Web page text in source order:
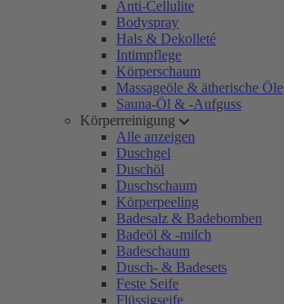
Anti-Cellulite
Bodyspray
Hals & Dekolleté
Intimpflege
Körperschaum
Massageöle & ätherische Öle
Sauna-Öl & -Aufguss
Körperreinigung
Alle anzeigen
Duschgel
Duschöl
Duschschaum
Körperpeeling
Badesalz & Badebomben
Badeöl & -milch
Badeschaum
Dusch- & Badesets
Feste Seife
Flüssigseife